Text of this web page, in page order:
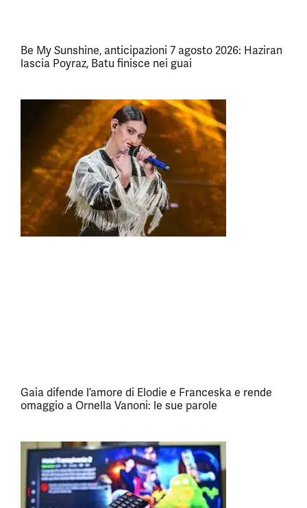
Be My Sunshine, anticipazioni 7 agosto 2026: Haziran
lascia Poyraz, Batu finisce nei guai
Gaia difende l’amore di Elodie e Franceska e rende
omaggio a Ornella Vanoni: le sue parole